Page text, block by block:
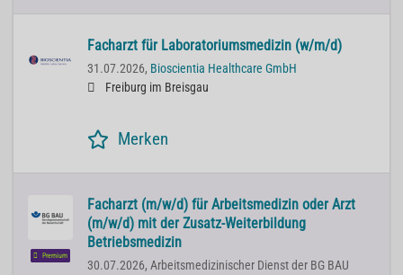
Facharzt für Laboratoriumsmedizin (w/m/d)
31.07.2026, Bioscientia Healthcare GmbH
Freiburg im Breisgau
Merken
Premium
Facharzt (m/w/d) für Arbeitsmedizin oder Arzt
(m/w/d) mit der Zusatz-Weiterbildung
Betriebsmedizin
30.07.2026, Arbeitsmedizinischer Dienst der BG BAU